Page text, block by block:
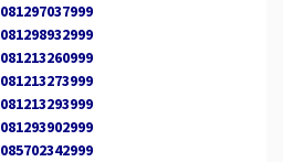
081297037999
081298932999
081213260999
081213273999
081213293999
081293902999
085702342999